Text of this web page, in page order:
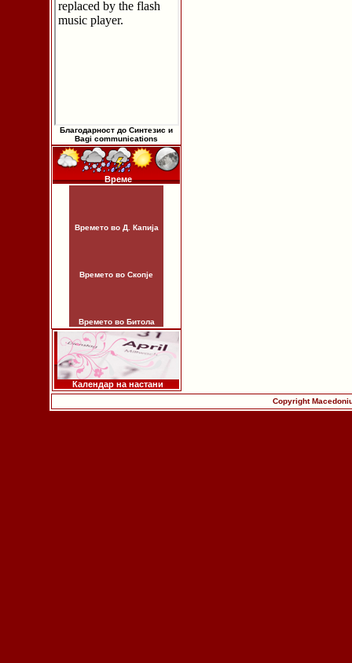
Благодарност до Синтезис и
Bagi communications
Време
Времето во Д. Капија
Времето во Скопје
Времето во Битола
Календар на настани
Copyright